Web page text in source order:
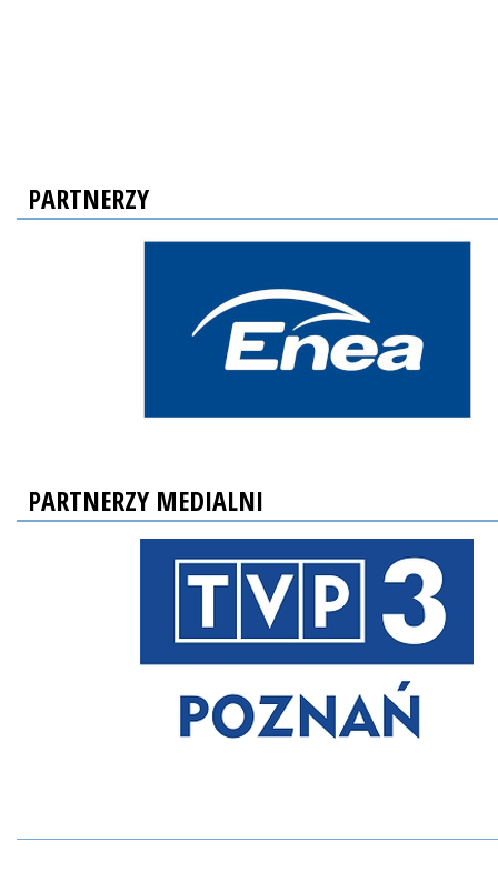
PARTNERZY
PARTNERZY MEDIALNI